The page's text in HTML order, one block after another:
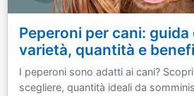
Peperoni per cani:
varietà, quantità e
I peperoni sono adatti ai cani?
scegliere, quantità ideali da